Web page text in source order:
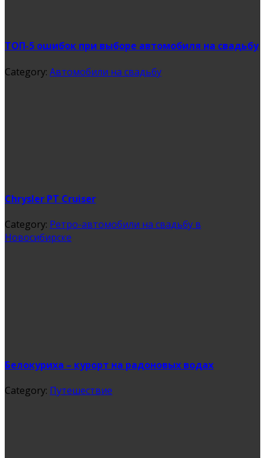
ТОП-5 ошибок при выборе автомобиля на свадьбу
Category: Автомобили на свадьбу
Chrysler PT Cruiser
Category: Ретро-автомобили на свадьбу в
Новосибирске
Белокуриха – курорт на радоновых водах
Category: Путешествие